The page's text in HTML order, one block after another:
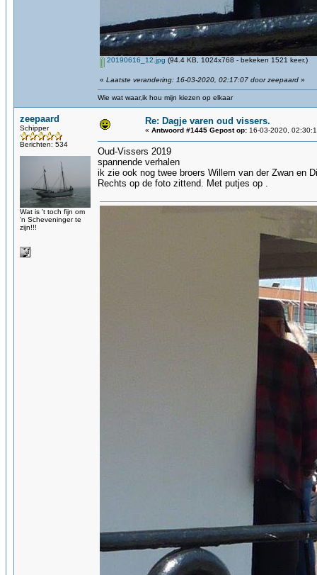
20190616_12.jpg (94.4 KB, 1024x768 - bekeken 1521 keer.)
« Laatste verandering: 16-03-2020, 02:17:07 door zeepaard »
Wie wat waar,ik hou mijn kiezen op elkaar
zeepaard
Schipper
Berichten: 534
Wat is 't toch fijn om
'n Scheveninger te
zijn!!!
Re: Dagje varen oud vissers.
« Antwoord #1445 Gepost op: 16-03-2020,
Oud-Vissers 2019
spannende verhalen
ik zie ook nog twee broers Willem van der Zwan en
Rechts op de foto zittend. Met putjes op .